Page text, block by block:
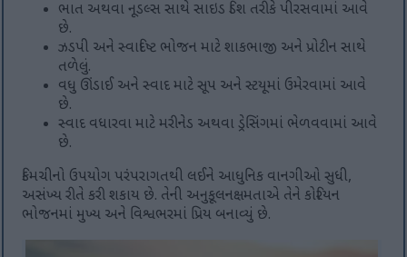
ભાત અથવા નૂડલ્સ સાથે સાઇડ ડિશ તરીકે પીરસવામાં આવે
છે.
ઝડપી અને સ્વાદિષ્ટ ભોજન માટે શાકભાજી અને પ્રોટીન સાથે
તળેલું.
વધુ ઊંડાઈ અને સ્વાદ માટે સૂપ અને સ્ટયૂમાં ઉમેરવામાં આવે
છે.
સ્વાદ વધારવા માટે મરીનેડ અથવા ડ્રેસિંગમાં ભેળવવામાં આવે
છે.
કિમચીનો ઉપયોગ પરંપરાગતથી લઈને આધુનિક વાનગીઓ સુધી,
અસંખ્ય રીતે કરી શકાય છે. તેની અનુકૂલનક્ષમતાએ તેને કોરિયન
ભોજનમાં મુખ્ય અને વિશ્વભરમાં પ્રિય બનાવ્યું છે.